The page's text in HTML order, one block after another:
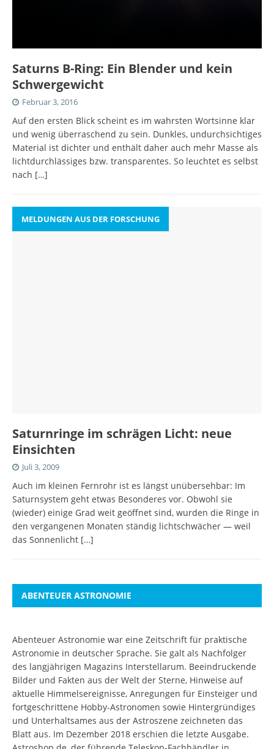
Saturns B-Ring: Ein Blender und kein
Schwergewicht
Februar 3, 2016
Auf den ersten Blick scheint es im wahrsten Wortsinne klar
und wenig überraschend zu sein. Dunkles, undurchsichtiges
Material ist dichter und enthält daher auch mehr Masse als
lichtdurchlässiges bzw. transparentes. So leuchtet es selbst
nach […]
MELDUNGEN AUS DER FORSCHUNG
Saturnringe im schrägen Licht: neue
Einsichten
Juli 3, 2009
Auch im kleinen Fernrohr ist es längst unübersehbar: Im
Saturnsystem geht etwas Besonderes vor. Obwohl sie
(wieder) einige Grad weit geöffnet sind, wurden die Ringe in
den vergangenen Monaten ständig lichtschwächer — weil
das Sonnenlicht […]
ABENTEUER ASTRONOMIE
Abenteuer Astronomie war eine Zeitschrift für praktische
Astronomie in deutscher Sprache. Sie galt als Nachfolger
des langjährigen Magazins Interstellarum. Beeindruckende
Bilder und Fakten aus der Welt der Sterne, Hinweise auf
aktuelle Himmelsereignisse, Anregungen für Einsteiger und
fortgeschrittene Hobby-Astronomen sowie Hintergründiges
und Unterhaltsames aus der Astroszene zeichneten das
Blatt aus. Im Dezember 2018 erschien die letzte Ausgabe.